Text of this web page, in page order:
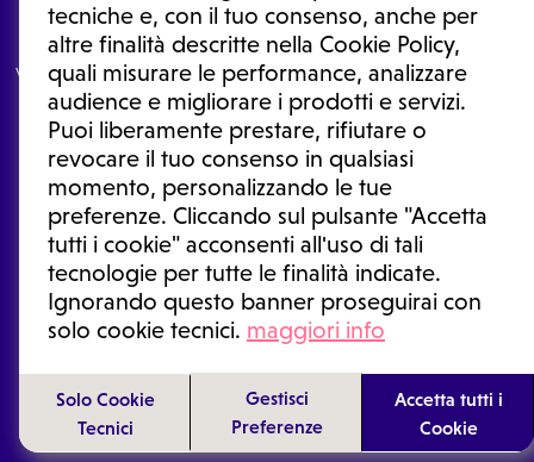
tecniche e, con il tuo consenso, anche per
altre finalità descritte nella Cookie Policy,
quali misurare le performance, analizzare
audience e migliorare i prodotti e servizi.
Puoi liberamente prestare, rifiutare o
revocare il tuo consenso in qualsiasi
momento, personalizzando le tue
preferenze. Cliccando sul pulsante "Accetta
tutti i cookie" acconsenti all'uso di tali
tecnologie per tutte le finalità indicate.
Ignorando questo banner proseguirai con
solo cookie tecnici. maggiori info
Solo Cookie
Tecnici
Gestisci
Preferenze
Accetta tutti i
Cookie
Le informazioni proposte in questo sito non sono un consulto medico.
In nessun caso, queste informazioni sostituiscono un consulto, una
visita o una diagnosi formulata dal medico. Non si devono considerare
le informazioni disponibili come suggerimenti per la formulazione di
una diagnosi, la determinazione di un trattamento o l'assunzione o
sospensione di un farmaco senza prima consultare un medico di
medicina generale o uno specialista.
Condizioni di utilizzo|Privacy Policy |Gestione cookie
Ⓒ 2026 | Tutti i diritti riservati.